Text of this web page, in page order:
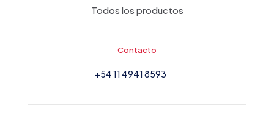
Todos los productos
Contacto
+54 11 4941 8593